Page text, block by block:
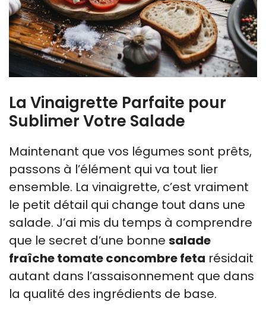
La Vinaigrette Parfaite pour
Sublimer Votre Salade
Maintenant que vos légumes sont prêts,
passons à l’élément qui va tout lier
ensemble. La vinaigrette, c’est vraiment
le petit détail qui change tout dans une
salade. J’ai mis du temps à comprendre
que le secret d’une bonne salade
fraîche tomate concombre feta résidait
autant dans l’assaisonnement que dans
la qualité des ingrédients de base.